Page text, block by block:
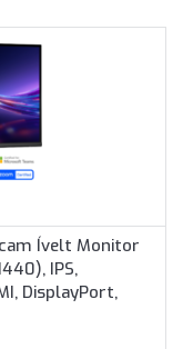
Ívelt Monitor
IPS,
DisplayPort,